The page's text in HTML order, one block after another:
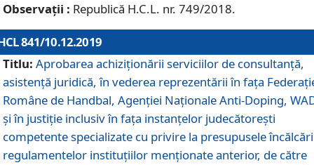
Observații : Republică H.C.L. nr. 749/2018.
841/10.12.2019
Titlu: Aprobarea achiziționării serviciilor de consultanță,
asistență juridică, în vederea reprezentării în fața
Române de Handbal, Agenției Naționale Anti-Doping,
și în justiție inclusiv în fața instanțelor judecătorești
competente specializate cu privire la presupusele
regulamentelor instituțiilor menționate anterior, de către